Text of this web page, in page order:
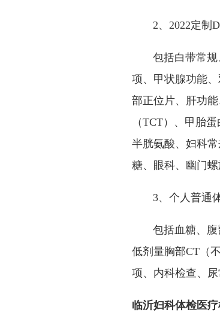
2、2022定制D
包括白带常规、
项、甲状腺功能
部正位片、肝功
（TCT）、甲胎
半胱氨酸、妇科
糖、眼科、幽门
3、个人普通体
包括血糖、腹部
低剂量胸部CT（
项、内科检查、
临沂妇科体检医